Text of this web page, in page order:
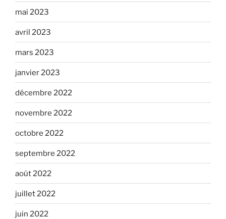
mai 2023
avril 2023
mars 2023
janvier 2023
décembre 2022
novembre 2022
octobre 2022
septembre 2022
août 2022
juillet 2022
juin 2022